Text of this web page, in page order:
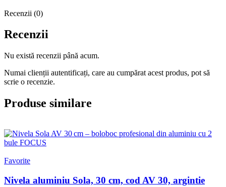
Recenzii (0)
Recenzii
Nu există recenzii până acum.
Numai clienții autentificați, care au cumpărat acest produs, pot să
scrie o recenzie.
Produse similare
Favorite
Nivela aluminiu Sola, 30 cm, cod AV 30, argintie